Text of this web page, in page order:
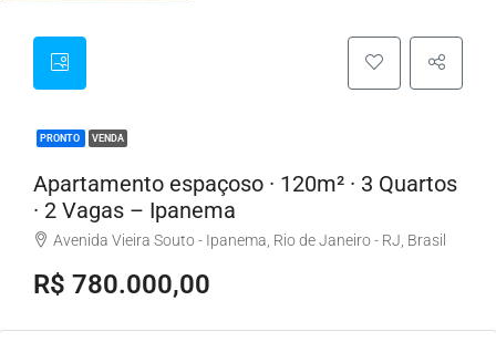
PRONTO VENDA
Apartamento espaçoso · 120m² · 3 Quartos
· 2 Vagas – Ipanema
Avenida Vieira Souto - Ipanema, Rio de Janeiro - RJ, Brasil
R$ 780.000,00